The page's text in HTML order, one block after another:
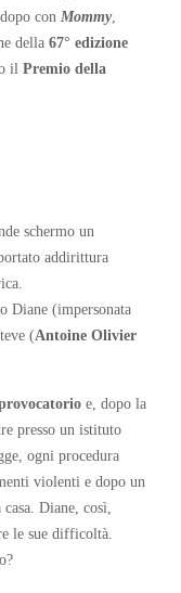
con Mommy,
della 67° edizione
il Premio della
schermo un
addirittura
Diane (impersonata
(Antoine Olivier
e, dopo la
presso un istituto
ogni procedura
violenti e dopo un
Diane, così,
le sue difficoltà.